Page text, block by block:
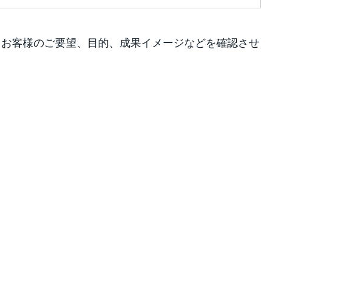
客様のご要望、目的、成果イメージなどを確認させ